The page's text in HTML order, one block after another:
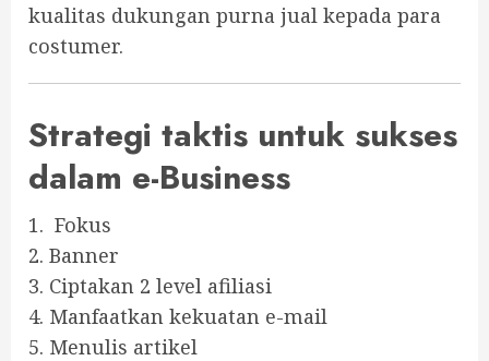
kualitas dukungan purna jual kepada para
costumer.
Strategi taktis untuk sukses
dalam e-Business
1. Fokus
2. Banner
3. Ciptakan 2 level afiliasi
4. Manfaatkan kekuatan e-mail
5. Menulis artikel